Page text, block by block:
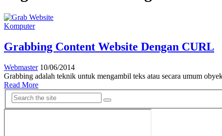
Komputer
Grabbing Content Website Dengan CURL
Webmaster 10/06/2014
Grabbing adalah teknik untuk mengambil teks atau secara umum
Read More